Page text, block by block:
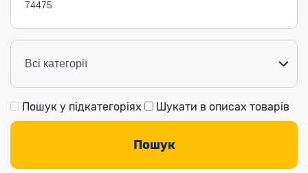
Пошук у підкатегоріях Шукати в описах товарів
ТЕХНІЧНА ДІАГНОСТИКА ТА
НЕРУЙНІВНИЙ КОНТРОЛЬ